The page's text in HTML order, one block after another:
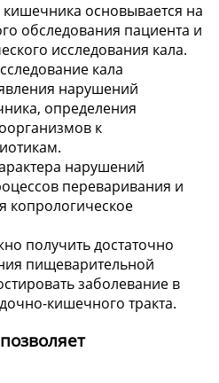
основывается на
обследования пациента и
исследования кала.
кала
нарушений
определения
к
нарушений
переваривания и
копрологическое
получить достаточно
пищеварительной
заболевание в
кишечного тракта.